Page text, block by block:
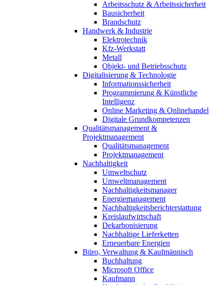
Arbeitsschutz & Arbeitssicherheit
Bausicherheit
Brandschutz
Handwerk & Industrie
Elektrotechnik
Kfz-Werkstatt
Metall
Objekt- und Betriebsschutz
Digitalisierung & Technologie
Informationssicherheit
Programmierung & Künstliche
Intelligenz
Online Marketing & Onlinehandel
Digitale Grundkompetenzen
Qualitätsmanagement &
Projektmanagement
Qualitätsmanagement
Projektmanagement
Nachhaltigkeit
Umweltschutz
Umweltmanagement
Nachhaltigkeitsmanager
Energiemanagement
Nachhaltigkeitsberichterstattung
Kreislaufwirtschaft
Dekarbonisierung
Nachhaltige Lieferketten
Erneuerbare Energien
Büro, Verwaltung & Kaufmännisch
Buchhaltung
Microsoft Office
Kaufmann